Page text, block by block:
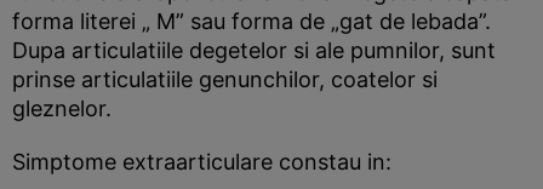
forma literei „ M” sau forma de „gat de lebada”.
Dupa articulatiile degetelor si ale pumnilor, sunt
prinse articulatiile genunchilor, coatelor si
gleznelor.
Simptome extraarticulare constau in: